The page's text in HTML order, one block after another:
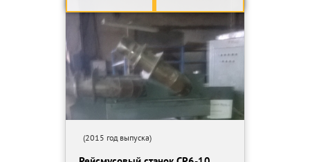
(2015 год выпуска)